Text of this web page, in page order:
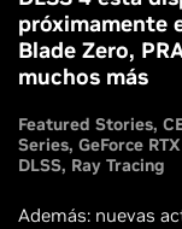
próximamente
Blade Zero,
muchos más
Featured Stories
Series GeForce
DLSS Ray Tracing
Además: nuevas